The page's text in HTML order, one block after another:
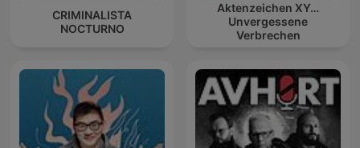
CRIMINALISTA
NOCTURNO
Aktenzeichen XY…
Unvergessene
Verbrechen